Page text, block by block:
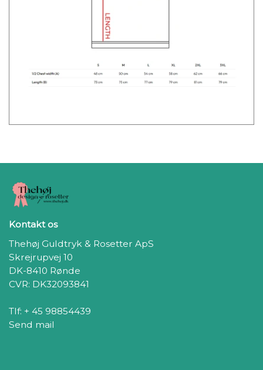
Kontakt os
Thehøj Guldtryk & Rosetter ApS
Skrejrupvej 10
DK-8410 Rønde
CVR: DK32093841
Tlf: + 45 98854439
Send mail